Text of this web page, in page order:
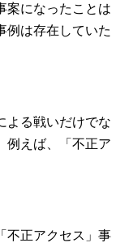
案になったことは
例は存在していた
よる戦いだけでな
例えば、「不正ア
不正アクセス」事